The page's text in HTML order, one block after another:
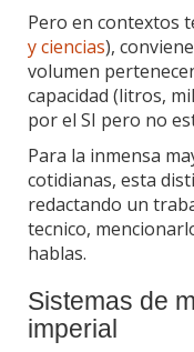
Pero en contextos
y ciencias),
volumen
capacidad (litros,
por el SI pero no
Para la inmensa
cotidianas, esta
redactando un
tecnico,
hablas.
Sistemas de
imperial